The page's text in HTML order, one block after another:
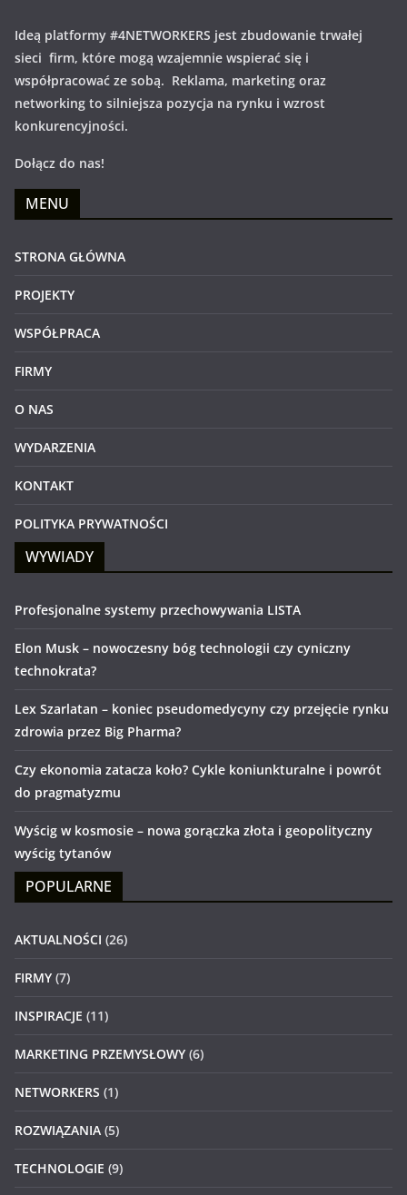
Ideą platformy #4NETWORKERS jest zbudowanie trwałej
sieci firm, które mogą wzajemnie wspierać się i
współpracować ze sobą. Reklama, marketing oraz
networking to silniejsza pozycja na rynku i wzrost
konkurencyjności.
Dołącz do nas!
MENU
STRONA GŁÓWNA
PROJEKTY
WSPÓŁPRACA
FIRMY
O NAS
WYDARZENIA
KONTAKT
POLITYKA PRYWATNOŚCI
WYWIADY
Profesjonalne systemy przechowywania LISTA
Elon Musk – nowoczesny bóg technologii czy cyniczny
technokrata?
Lex Szarlatan – koniec pseudomedycyny czy przejęcie rynku
zdrowia przez Big Pharma?
Czy ekonomia zatacza koło? Cykle koniunkturalne i powrót
do pragmatyzmu
Wyścig w kosmosie – nowa gorączka złota i geopolityczny
wyścig tytanów
POPULARNE
AKTUALNOŚCI (26)
FIRMY (7)
INSPIRACJE (11)
MARKETING PRZEMYSŁOWY (6)
NETWORKERS (1)
ROZWIĄZANIA (5)
TECHNOLOGIE (9)